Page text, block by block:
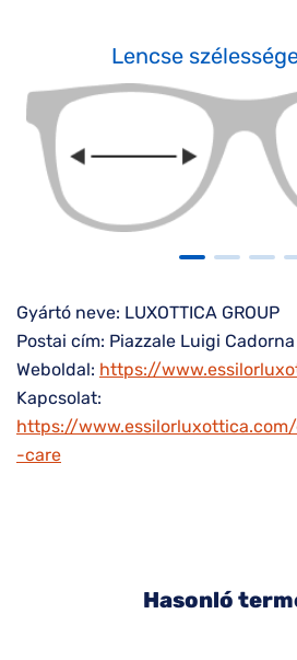
Lencse
Gyártó neve: LUXOTTICA GROUP
Postai cím: Piazzale Luigi
Weboldal: https://
Kapcsolat:
https://
-care
Hasonló